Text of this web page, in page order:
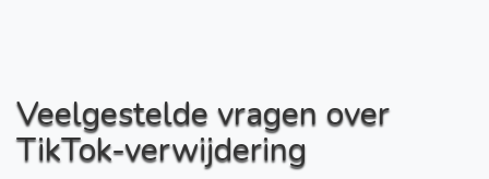
Veelgestelde vragen over
TikTok-verwijdering